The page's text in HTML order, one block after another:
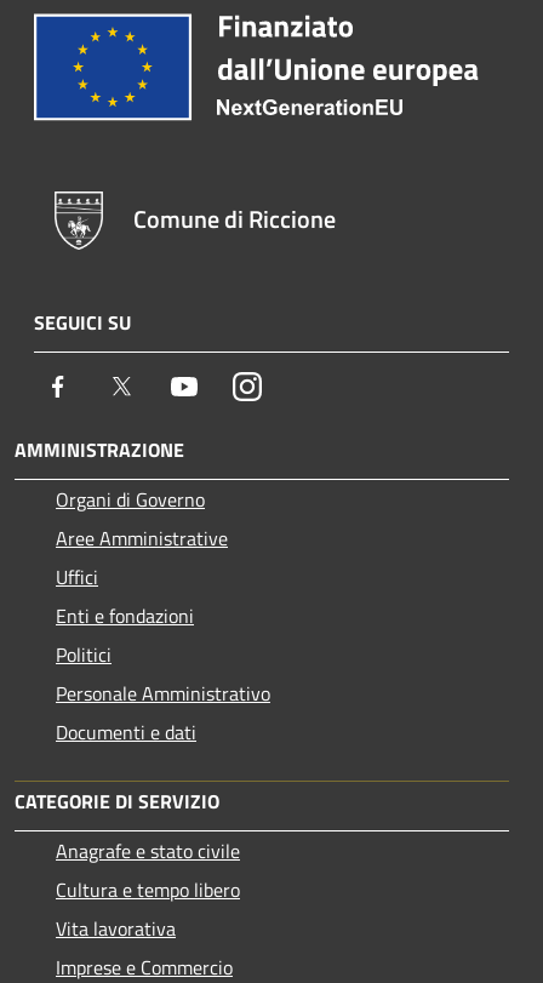
Comune di Riccione
SEGUICI SU
Facebook Twitter YoutubeInstagram
AMMINISTRAZIONE
Organi di Governo
Aree Amministrative
Uffici
Enti e fondazioni
Politici
Personale Amministrativo
Documenti e dati
CATEGORIE DI SERVIZIO
Anagrafe e stato civile
Cultura e tempo libero
Vita lavorativa
Imprese e Commercio